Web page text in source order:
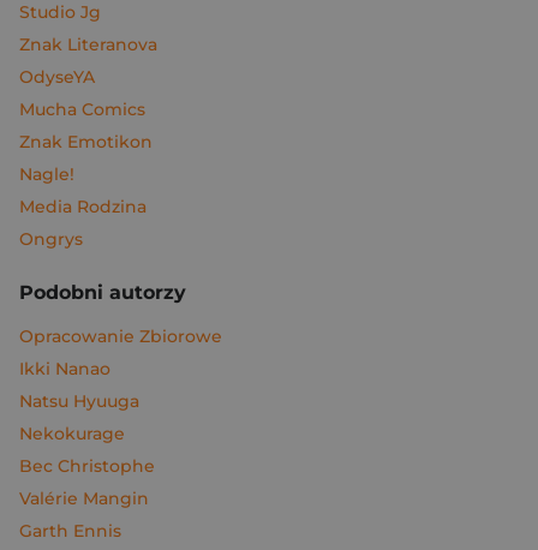
Studio Jg
Znak Literanova
OdyseYA
Mucha Comics
Znak Emotikon
Nagle!
Media Rodzina
Ongrys
Podobni autorzy
Opracowanie Zbiorowe
Ikki Nanao
Natsu Hyuuga
Nekokurage
Bec Christophe
Valérie Mangin
Garth Ennis